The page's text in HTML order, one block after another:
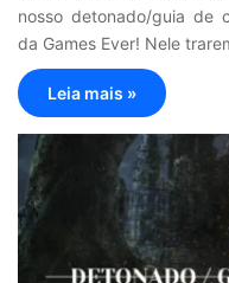
nosso detonado/guia de
da Games Ever! Nele
Leia mais »